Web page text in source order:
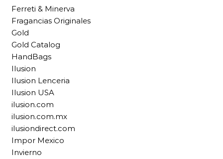
Ferreti & Minerva
Fragancias Originales
Gold
Gold Catalog
HandBags
Ilusion
Ilusion Lenceria
Ilusion USA
ilusion.com
ilusion.com.mx
ilusiondirect.com
Impor Mexico
Invierno